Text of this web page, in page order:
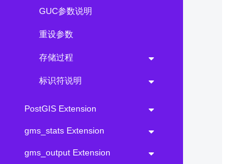
GUC参数说明
重设参数
存储过程
标识符说明
PostGIS Extension
gms_stats Extension
gms_output Extension